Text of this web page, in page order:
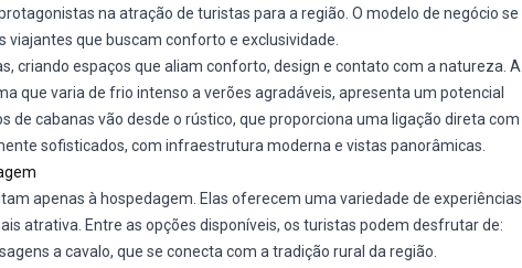
na atração de turistas para a região. O modelo de negócio se
que buscam conforto e exclusividade.
criando espaços que aliam conforto, design e contato com a natureza. A
que varia de frio intenso a verões agradáveis, apresenta um potencial
de cabanas vão desde o rústico, que proporciona uma ligação direta com
sofisticados, com infraestrutura moderna e vistas panorâmicas.
apenas à hospedagem. Elas oferecem uma variedade de experiências
atrativa. Entre as opções disponíveis, os turistas podem desfrutar de:
a cavalo, que se conecta com a tradição rural da região.